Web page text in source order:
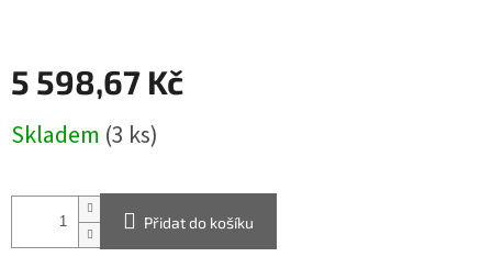
5 598,67 Kč
cena:
Skladem (3 ks)
Přidat do košíku